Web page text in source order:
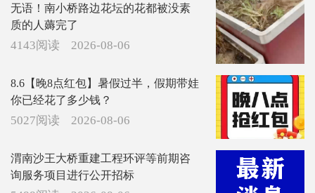
无语！南小桥路边花坛的花都被没素
质的人薅完了
4143阅读 2026-08-06
8.6【晚8点红包】暑假过半，假期带娃
你已经花了多少钱？
5027阅读 2026-08-06
渭南沙王大桥重建工程环评等前期咨
询服务项目进行公开招标